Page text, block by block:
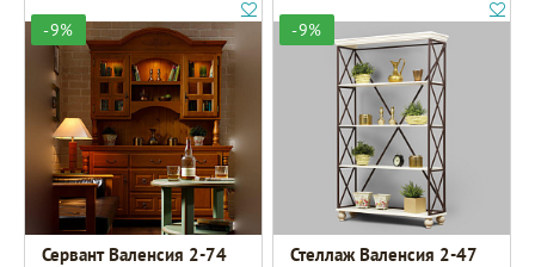
-9%
Сервант Валенсия 2-74
-9%
Стеллаж Валенсия 2-47